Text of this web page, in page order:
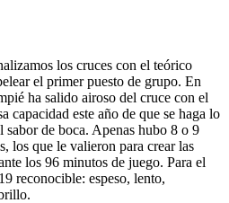
los cruces con el teórico
el primer puesto de grupo. En
ha salido airoso del cruce con el
capacidad este año de que se haga lo
sabor de boca. Apenas hubo 8 o 9
los que le valieron para crear las
los 96 minutos de juego. Para el
reconocible: espeso, lento,